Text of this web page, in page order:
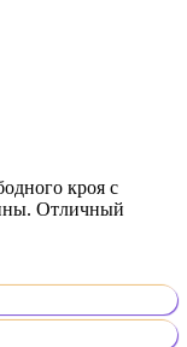
кроя с
Отличный